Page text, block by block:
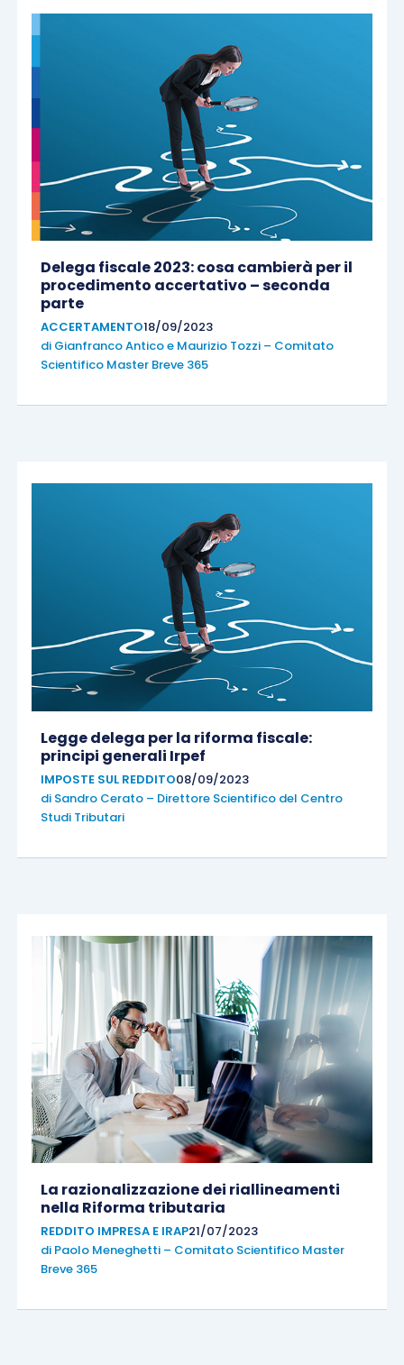
Delega fiscale 2023: cosa cambierà per il
procedimento accertativo – seconda
parte
ACCERTAMENTO18/09/2023
di Gianfranco Anticoe Maurizio Tozzi – Comitato
Scientifico Master Breve 365
Legge delega per la riforma fiscale:
principi generali Irpef
IMPOSTE SUL REDDITO08/09/2023
di Sandro Cerato – Direttore Scientifico del Centro
Studi Tributari
La razionalizzazione dei riallineamenti
nella Riforma tributaria
REDDITO IMPRESA E IRAP21/07/2023
di Paolo Meneghetti – Comitato Scientifico Master
Breve 365